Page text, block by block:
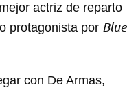
actriz de reparto
protagonista por Blue
con De Armas,